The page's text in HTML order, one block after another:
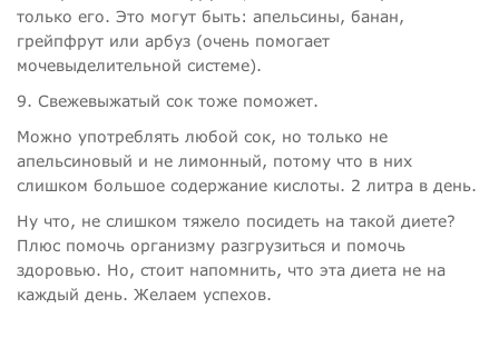
только его. Это могут быть: апельсины, банан,
грейпфрут или арбуз (очень помогает
мочевыделительной системе).
9. Свежевыжатый сок тоже поможет.
Можно употреблять любой сок, но только не
апельсиновый и не лимонный, потому что в них
слишком большое содержание кислоты. 2 литра в день.
Ну что, не слишком тяжело посидеть на такой диете?
Плюс помочь организму разгрузиться и помочь
здоровью. Но, стоит напомнить, что эта диета не на
каждый день. Желаем успехов.